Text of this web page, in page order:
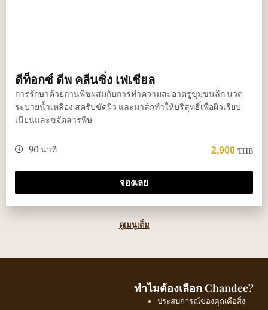
ดีท็อกซ์ ดีพ คลีนซิ่ง เฟเชียล
การรักษาด้วยถ่านพืชผสมกับการทำความสะอาดรูขุมขนลึก นวด
ระบายน้ำเหลือง สครับขัดผิว และมาส์กทำให้บริสุทธิ์เพื่อผิวเรียบ
เนียนและขจัดสารพิษ
90 นาที 2,900 THB
จองเลย
ดูเมนูเต็ม
ทำไมต้องเลือก Chandee?
ประสบการณ์ของคุณคือสิ่ง